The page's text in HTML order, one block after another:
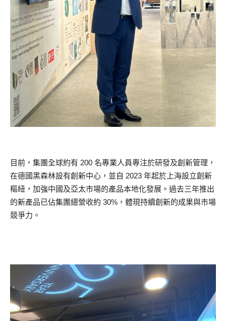
目前，集團全球約有 200 名專業人員專注於研發及創新管理，
在德國黑森林設有創新中心，並自 2023 年起於上海設立創新
樞紐，加強中國及亞太市場的產品本地化發展。過去三年推出
的新產品已佔集團總營收約 30%，體現持續創新的成果與市場
競爭力。